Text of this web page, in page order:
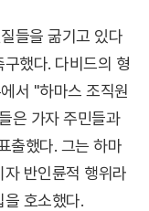
들을 굶기고 있다
했다. 다비드의 형
서 "하마스 조직원
은 가자 주민들과
출했다. 그는 하마
반인륜적 행위라
호소했다.